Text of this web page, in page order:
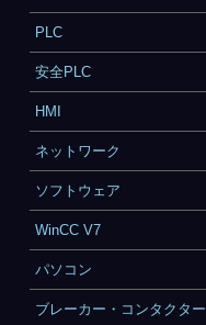
PLC
安全PLC
HMI
ネットワーク
ソフトウェア
WinCC V7
パソコン
ブレーカー・コンタクター